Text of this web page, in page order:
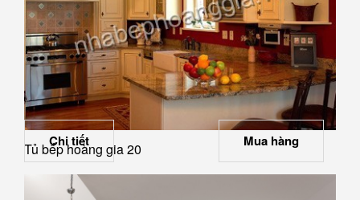
Tủ bếp hoàng gia 20
Chi tiết Mua hàng